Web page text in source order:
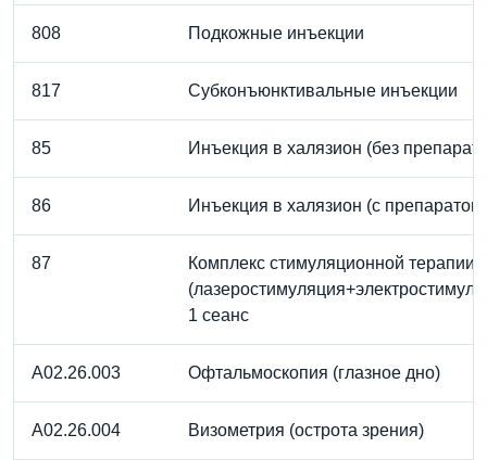
808 Подкожные инъекции
817 Субконъюнктивальные инъекции
85 Инъекция в халязион (без
86 Инъекция в халязион (с препаратом)
87
Комплекс стимуляционной терапии
1 сеанс
A02.26.003 Офтальмоскопия (глазное дно)
A02.26.004 Визометрия (острота зрения)